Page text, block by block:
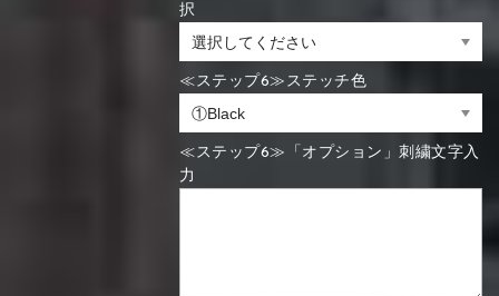
択
≪ステップ6≫ステッチ色
≪ステップ6≫「オプション」刺繍文字入
力